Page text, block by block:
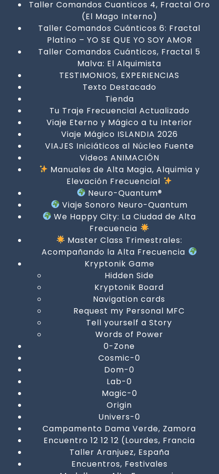
Taller Comandos Cuanticos 4, Fractal Oro
(El Mago Interno)
Taller Comandos Cuánticos 6: Fractal
Platino – YO SE QUE YO SOY AMOR
Taller Comandos Cuánticos, Fractal 5
Malva: El Alquimista
TESTIMONIOS, EXPERIENCIAS
Texto Destacado
Tienda
Tu Traje Frecuencial Actualizado
Viaje Eterno y Mágico a tu Interior
Viaje Mágico ISLANDIA 2026
VIAJES Iniciáticos al Núcleo Fuente
Videos ANIMACIÓN
Manuales de Alta Magia, Alquimia y
Elevación Frecuencial
Neuro-Quantum®
Viaje Sonoro Neuro-Quantum
We Happy City: La Ciudad de Alta
Frecuencia
Master Class Trimestrales:
Acompañando la Alta Frecuencia
Kryptonik Game
Hidden Side
Kryptonik Board
Navigation cards
Request my Personal MFC
Tell yourself a Story
Words of Power
0-Zone
Cosmic-0
Dom-0
Lab-0
Magic-0
Origin
Univers-0
Campamento Dama Verde, Zamora
Encuentro 12 12 12 (Lourdes, Francia
Taller Aranjuez, España
Encuentros, Festivales